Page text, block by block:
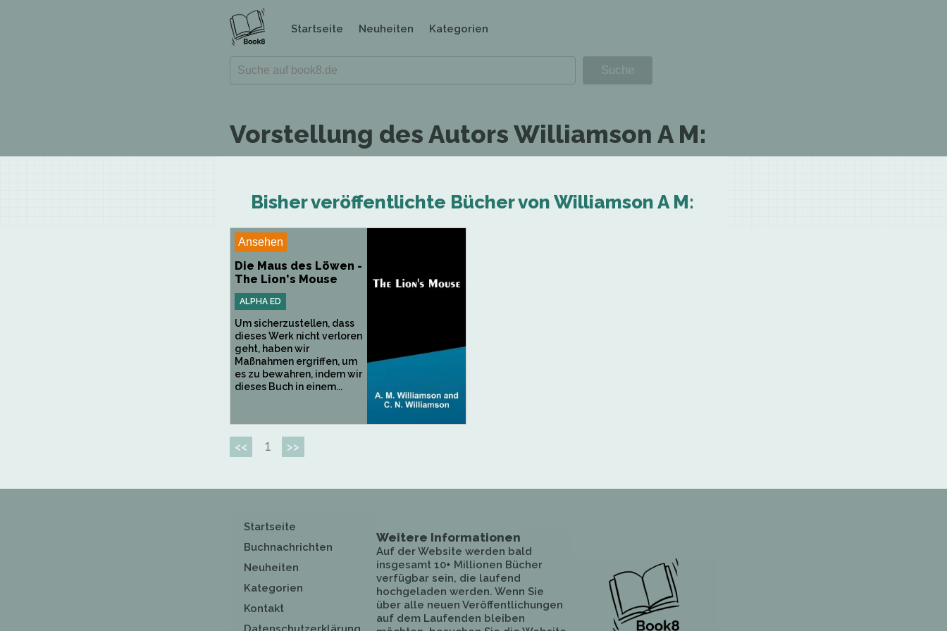
Startseite Neuheiten Kategorien
Vorstellung des Autors Williamson A M:
Bisher veröffentlichte Bücher von Williamson A M:
Ansehen
Die Maus des Löwen -
The Lion's Mouse
ALPHA ED
Um sicherzustellen, dass
dieses Werk nicht verloren
geht, haben wir
Maßnahmen ergriffen, um
es zu bewahren, indem wir
dieses Buch in einem...
<< 1 >>
Startseite
Buchnachrichten
Neuheiten
Kategorien
Kontakt
Weitere Informationen
Auf der Website werden bald
insgesamt 10+ Millionen Bücher
verfügbar sein, die laufend
hochgeladen werden. Wenn Sie
über alle neuen Veröffentlichungen
auf dem Laufenden bleiben